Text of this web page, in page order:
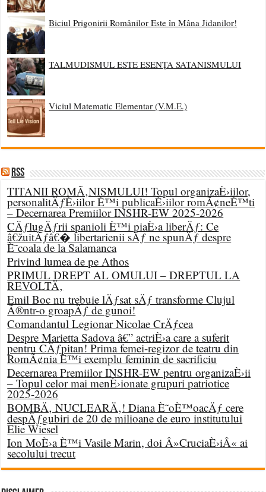
Biciul Prigonirii Românilor Este în Mâna Jidanilor!
TALMUDISMUL ESTE ESENȚA SATANISMULUI
Viciul Matematic Elementar (V.M.E.)
RSS
TITANII ROMÃ‚NISMULUI! Topul organizaÈ›iilor,
personalitÄƒÈ›iilor È™i publicaÈ›iilor romÃ¢neÈ™ti
– Decernarea Premiilor INSHR-EW 2025-2026
CÄƒlugÄƒrii spanioli È™i piaÈ›a liberÄƒ: Ce
â€žuitÄƒâ€� libertarienii sÄƒ ne spunÄƒ despre
È˜coala de la Salamanca
Privind lumea de pe Athos
PRIMUL DREPT AL OMULUI – DREPTUL LA
REVOLTÄ‚
Emil Boc nu trebuie lÄƒsat sÄƒ transforme Clujul
Ã®ntr-o groapÄƒ de gunoi!
Comandantul Legionar Nicolae CrÄƒcea
Despre Marietta Sadova â€” actriÈ›a care a suferit
pentru CÄƒpitan! Prima femei-regizor de teatru din
RomÃ¢nia È™i exemplu feminin de sacrificiu
Decernarea Premiilor INSHR-EW pentru organizaÈ›ii
– Topul celor mai menÈ›ionate grupuri patriotice
2025-2026
BOMBÄ‚ NUCLEARÄ‚! Diana È˜oÈ™oacÄƒ cere
despÄƒgubiri de 20 de milioane de euro institutului
Elie Wiesel
Ion MoÈ›a È™i Vasile Marin, doi Â»CruciaÈ›iÂ« ai
secolului trecut